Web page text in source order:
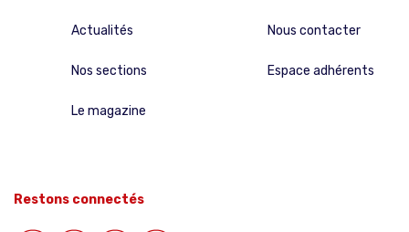
Actualités
Nos sections
Le magazine
Nous contacter
Espace adhérents
Restons connectés